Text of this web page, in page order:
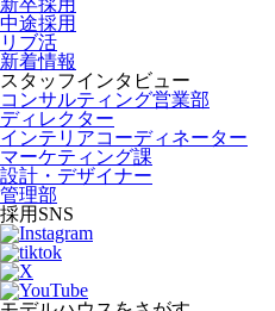
新卒採用
中途採用
リブ活
新着情報
スタッフインタビュー
コンサルティング営業部
ディレクター
インテリアコーディネーター
マーケティング課
設計・デザイナー
管理部
採用SNS